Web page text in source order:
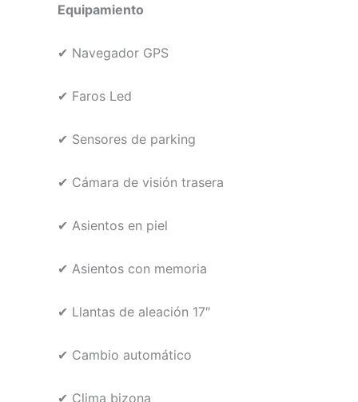
Equipamiento
✔ Navegador GPS
✔ Faros Led
✔ Sensores de parking
✔ Cámara de visión trasera
✔ Asientos en piel
✔ Asientos con memoria
✔ Llantas de aleación 17″
✔ Cambio automático
✔ Clima bizona